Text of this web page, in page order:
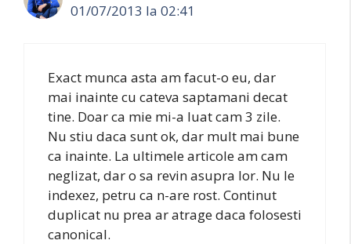
01/07/2013 la 02:41
Exact munca asta am facut-o eu, dar
mai inainte cu cateva saptamani decat
tine. Doar ca mie mi-a luat cam 3 zile.
Nu stiu daca sunt ok, dar mult mai bune
ca inainte. La ultimele articole am cam
neglizat, dar o sa revin asupra lor. Nu le
indexez, petru ca n-are rost. Continut
duplicat nu prea ar atrage daca folosesti
canonical.